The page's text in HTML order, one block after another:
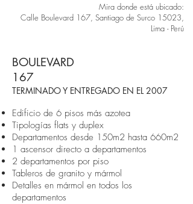
Mira donde está ubicado:
Calle Boulevard 167, Santiago de Surco 15023,
Lima - Perú
BOULEVARD
167
TERMINADO Y ENTREGADO EN EL 2007
Edificio de 6 pisos más azotea
Tipologías flats y duplex
Departamentos desde 150m2 hasta 660m2
1 ascensor directo a departamentos
2 departamentos por piso
Tableros de granito y mármol
Detalles en mármol en todos los
departamentos